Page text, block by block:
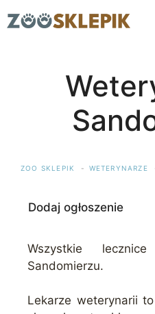
do
ZOO SKLEPIK WETERYNARZE
Dodaj ogłoszenie
Wszystkie
Sandomierzu.
Lekarze weterynarii